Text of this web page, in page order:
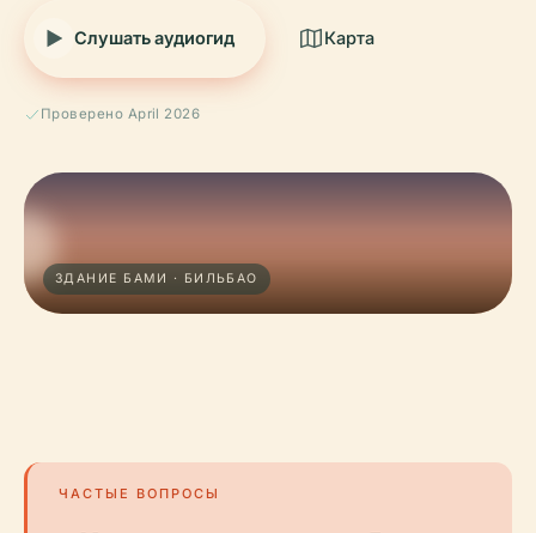
Слушать аудиогид Карта
Проверено April 2026
ЗДАНИЕ БАМИ · БИЛЬБАО
ЧАСТЫЕ ВОПРОСЫ